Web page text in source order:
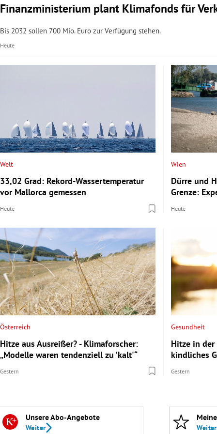
Finanzministerium plant Klimafonds für
Bis 2032 sollen 700 Mio. Euro zur Verfügung stehen.
Heute
Welt
33,02 Grad: Rekord-Wassertemperatur
vor Mallorca gemessen
Heute
Wien
Dürre und
Grenze:
Heute
Österreich
Hitze aus Ausreißer? - Klimaforscher:
„Modelle waren tendenziell zu 'kalt'“
Gestern
Gesundheit
Hitze in
kindliches
Gestern
Unsere Abo-Angebote
Weiter Weiter